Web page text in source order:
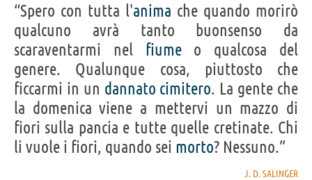
“Spero con tutta l'anima che quando morirò
qualcuno avrà tanto buonsenso da
scaraventarmi nel fiumeo qualcosa del
genere. Qualunque cosa, piuttosto che
ficcarmi in un dannato cimitero. La gente che
la domenica viene a mettervi un mazzo di
fiori sulla pancia e tutte quelle cretinate. Chi
li vuole i fiori, quando sei morto? Nessuno.”
J. D. SALINGER